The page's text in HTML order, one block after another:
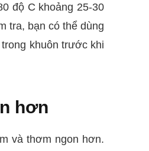
độ C khoảng 25-30
tra, bạn có thể dùng
khuôn trước khi
hơn
và thơm ngon hơn.